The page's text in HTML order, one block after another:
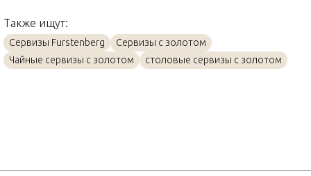
Страна производителя
Материал
Золото, Фарфор
Объем / Размер
38см
Также ищут:
Сервизы Furstenberg
Сервизы с золотом
Чайные сервизы с золотом
столовые сервизы с золотом